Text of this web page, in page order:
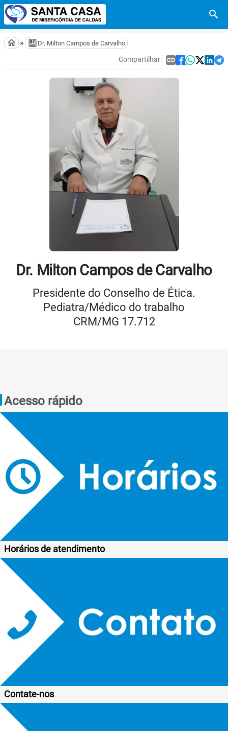
search
home » Dr. Milton Campos de Carvalho
Compartilhar: link  
Dr. Milton Campos de Carvalho
Presidente do Conselho de Ética.
Pediatra/Médico do trabalho
CRM/MG 17.712
Acesso rápido
Horários de atendimento
Contate-nos